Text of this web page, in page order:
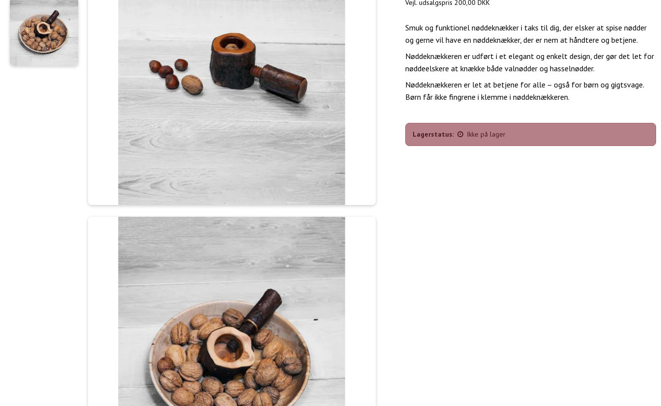
Vejl. udsalgspris 200,00 DKK
Smuk og funktionel nøddeknækker i taks til dig, der elsker at spise nødder
og gerne vil have en nøddeknækker, der er nem at håndtere og betjene.
Nøddeknækkeren er udført i et elegant og enkelt design, der gør det let for
nøddeelskere at knække både valnødder og hasselnødder.
Nøddeknækkeren er let at betjene for alle – også for børn og gigtsvage.
Børn får ikke fingrene i klemme i nøddeknækkeren.
Lagerstatus: Ikke på lager